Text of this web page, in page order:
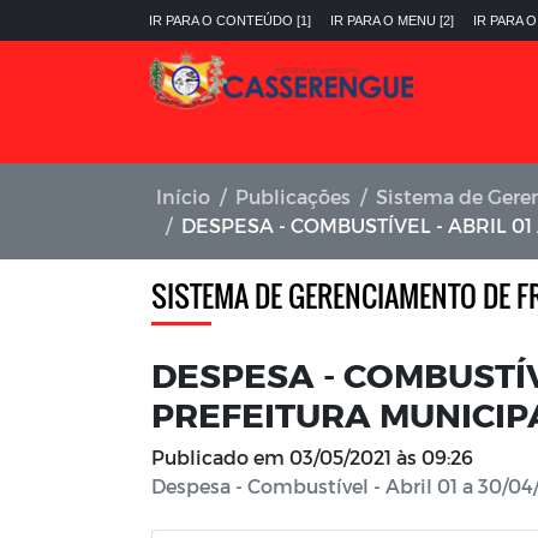
IR PARA O CONTEÚDO [1] IR PARA O MENU [2] IR PARA
Início Publicações
Sistema de
DESPESA - COMBUSTÍVEL - ABRIL 01 A 30/04/2021 -
SISTEMA DE GERENCIAMENTO DE
DESPESA -
PREFEITURA
Publicado em 03/05/2021 às 09:26
Despesa - Combustível - Abril 01 a 30/